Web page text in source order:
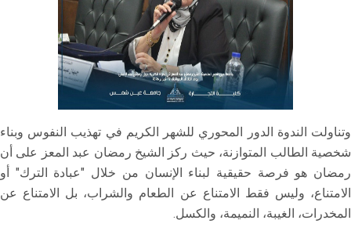
وتناولت الندوة الدور المحوري للشهر الكريم في تهذيب النفوس وبناء
شخصية الطالب المتوازنة، حيث ركز الشيخ رمضان عبد المعز على أن
رمضان هو فرصة حقيقية لبناء الإنسان من خلال "عبادة الترك" أو
الامتناع، وليس فقط الامتناع عن الطعام والشراب، بل الامتناع عن
المخدرات، الغيبة، النميمة، والكسل.